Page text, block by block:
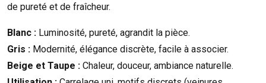
de pureté et de fraîcheur.
Blanc : Luminosité, pureté, agrandit la pièce.
Gris : Modernité, élégance discrète, facile à associer.
Beige et Taupe : Chaleur, douceur, ambiance naturelle.